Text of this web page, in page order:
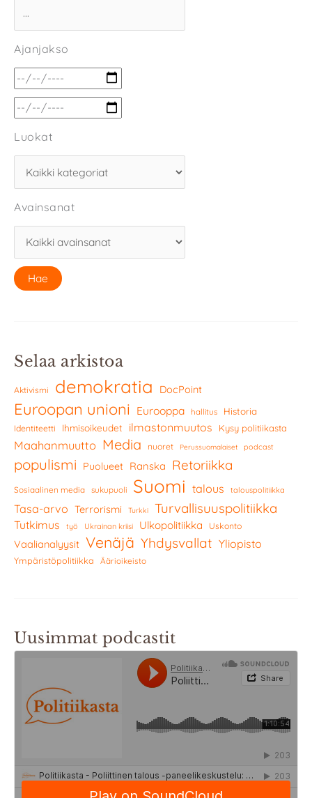
Ajanjakso
Luokat
Avainsanat
Selaa arkistoa
Aktivismi demokratia DocPoint
Euroopan unioni Eurooppa hallitus Historia
Identiteetti Ihmisoikeudet ilmastonmuutos Kysy politiikasta
Maahanmuutto Media nuoret Perussuomalaiset podcast
populismi Puolueet Ranska Retoriikka
Sosiaalinen media sukupuoli Suomi talous talouspolitiikka
Tasa-arvo Terrorismi Turkki Turvallisuuspolitiikka
Tutkimus työ Ukrainan kriisi Ulkopolitiikka Uskonto
Vaalianalyysit Venäjä Yhdysvallat Yliopisto
Ympäristöpolitiikka Äärioikeisto
Uusimmat podcastit